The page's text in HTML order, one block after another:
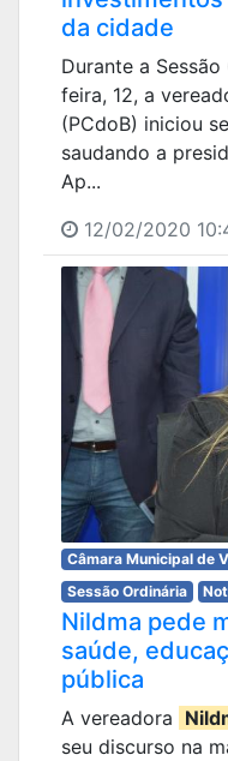
da cidade
Durante a
feira, 12, a
(PCdoB) iniciou
saudando a
Ap...
12/02/2020
Câmara Municipal de
Sessão Ordinária
Nildma pede
saúde,
pública
A vereadora
seu discurso na